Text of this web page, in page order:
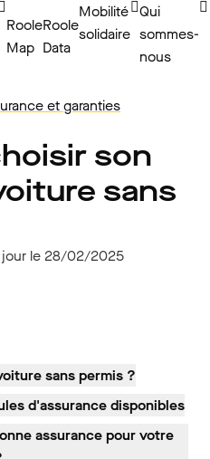
Roole
Map
Roole
Data
Mobilité
solidaire
Qui
sommes-
nous
et garanties
son
sans
le 28/02/2025
sans permis ?
d'assurance disponibles
assurance pour votre